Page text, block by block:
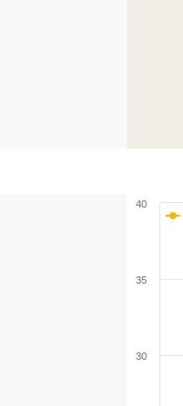
30
35
40